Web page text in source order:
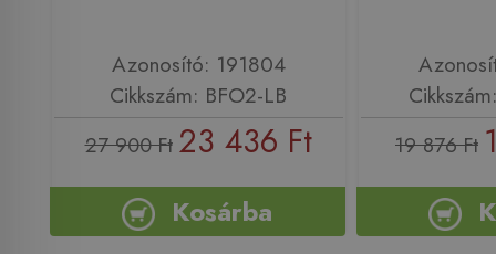
Azonosító: 191804
Cikkszám: BFO2-LB
27 900 Ft 23 436 Ft
Kosárba
19 876 Ft